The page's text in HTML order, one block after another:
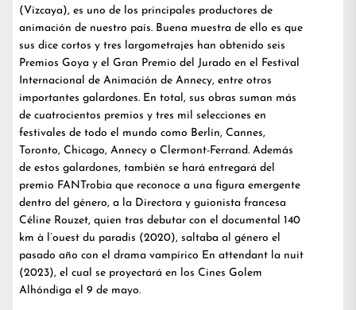
(Vizcaya), es uno de los principales productores de
animación de nuestro país. Buena muestra de ello es que
sus dice cortos y tres largometrajes han obtenido seis
Premios Goya y el Gran Premio del Jurado en el Festival
Internacional de Animación de Annecy, entre otros
importantes galardones. En total, sus obras suman más
de cuatrocientos premios y tres mil selecciones en
festivales de todo el mundo como Berlín, Cannes,
Toronto, Chicago, Annecy o Clermont-Ferrand. Además
de estos galardones, también se hará entregará del
premio FANTrobia que reconoce a una figura emergente
dentro del género, a la Directora y guionista francesa
Céline Rouzet, quien tras debutar con el documental 140
km à l’ouest du paradis (2020), saltaba al género el
pasado año con el drama vampírico En attendant la nuit
(2023), el cual se proyectará en los Cines Golem
Alhóndiga el 9 de mayo.